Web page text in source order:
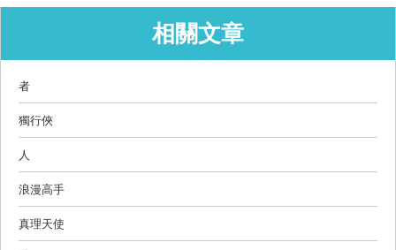
相關文章
者
獨行俠
人
浪漫高手
真理天使